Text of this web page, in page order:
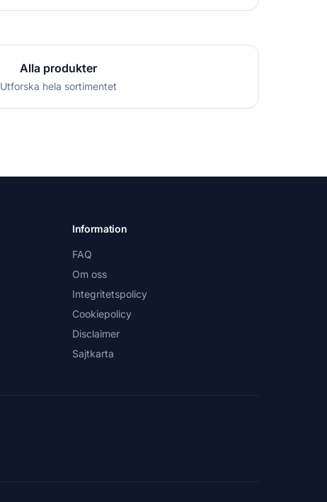
Alla produkter
Utforska hela sortimentet
Information
FAQ
Om oss
Integritetspolicy
Cookiepolicy
Disclaimer
Sajtkarta